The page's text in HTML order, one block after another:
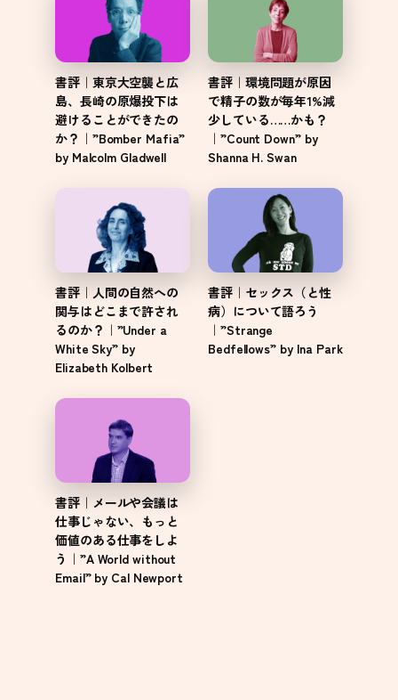
書評｜東京大空襲と広
島、長崎の原爆投下は
避けることができたの
か？｜”Bomber Mafia”
by Malcolm Gladwell
書評｜環境問題が原因
で精子の数が毎年1%減
少している……かも？
｜”Count Down” by
Shanna H. Swan
書評｜人間の自然への
関与はどこまで許され
るのか？｜”Under a
White Sky” by
Elizabeth Kolbert
書評｜セックス（と性
病）について語ろう
｜”Strange
Bedfellows” by Ina Park
書評｜メールや会議は
仕事じゃない、もっと
価値のある仕事をしよ
う｜”A World without
Email” by Cal Newport